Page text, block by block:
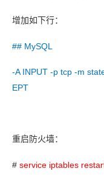
增加如下行：
## MySQL
-A INPUT -p tcp -m
EPT
重启防火墙：
# service iptables